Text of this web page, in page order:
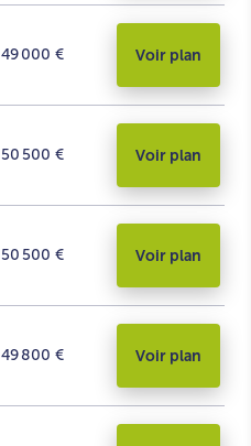
49 000 € Voir plan
50 500 € Voir plan
50 500 € Voir plan
49 800 € Voir plan